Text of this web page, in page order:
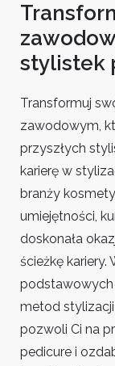
stylistek
Transformuj
zawodowym,
przyszłych
karierę w
branży
umiejętności,
doskonała
ścieżkę kariery.
podstawowych
metod
pozwoli Ci na
pedicure i